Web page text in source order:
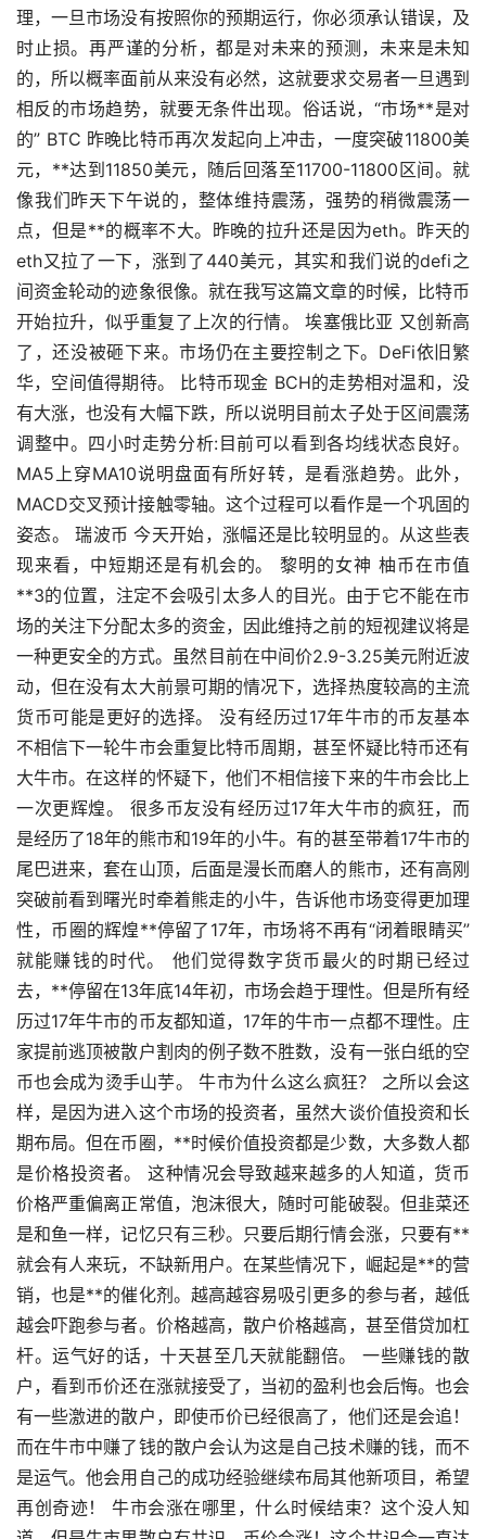
理，一旦市场没有按照你的预期运行，你必须承认错误，及
时止损。再严谨的分析，都是对未来的预测，未来是未知
的，所以概率面前从来没有必然，这就要求交易者一旦遇到
相反的市场趋势，就要无条件出现。俗话说，“市场**是对
的” BTC 昨晚比特币再次发起向上冲击，一度突破11800美
元，**达到11850美元，随后回落至11700-11800区间。就
像我们昨天下午说的，整体维持震荡，强势的稍微震荡一
点，但是**的概率不大。昨晚的拉升还是因为eth。昨天的
eth又拉了一下，涨到了440美元，其实和我们说的defi之
间资金轮动的迹象很像。就在我写这篇文章的时候，比特币
开始拉升，似乎重复了上次的行情。 埃塞俄比亚 又创新高
了，还没被砸下来。市场仍在主要控制之下。DeFi依旧繁
华，空间值得期待。 比特币现金 BCH的走势相对温和，没
有大涨，也没有大幅下跌，所以说明目前太子处于区间震荡
调整中。四小时走势分析:目前可以看到各均线状态良好。
MA5上穿MA10说明盘面有所好转，是看涨趋势。此外，
MACD交叉预计接触零轴。这个过程可以看作是一个巩固的
姿态。 瑞波币 今天开始，涨幅还是比较明显的。从这些表
现来看，中短期还是有机会的。 黎明的女神 柚币在市值
**3的位置，注定不会吸引太多人的目光。由于它不能在市
场的关注下分配太多的资金，因此维持之前的短视建议将是
一种更安全的方式。虽然目前在中间价2.9-3.25美元附近波
动，但在没有太大前景可期的情况下，选择热度较高的主流
货币可能是更好的选择。 没有经历过17年牛市的币友基本
不相信下一轮牛市会重复比特币周期，甚至怀疑比特币还有
大牛市。在这样的怀疑下，他们不相信接下来的牛市会比上
一次更辉煌。 很多币友没有经历过17年大牛市的疯狂，而
是经历了18年的熊市和19年的小牛。有的甚至带着17牛市的
尾巴进来，套在山顶，后面是漫长而磨人的熊市，还有高刚
突破前看到曙光时牵着熊走的小牛，告诉他市场变得更加理
性，币圈的辉煌**停留了17年，市场将不再有“闭着眼睛买”
就能赚钱的时代。 他们觉得数字货币最火的时期已经过
去，**停留在13年底14年初，市场会趋于理性。但是所有经
历过17年牛市的币友都知道，17年的牛市一点都不理性。庄
家提前逃顶被散户割肉的例子数不胜数，没有一张白纸的空
币也会成为烫手山芋。 牛市为什么这么疯狂？ 之所以会这
样，是因为进入这个市场的投资者，虽然大谈价值投资和长
期布局。但在币圈，**时候价值投资都是少数，大多数人都
是价格投资者。 这种情况会导致越来越多的人知道，货币
价格严重偏离正常值，泡沫很大，随时可能破裂。但韭菜还
是和鱼一样，记忆只有三秒。只要后期行情会涨，只要有**
就会有人来玩，不缺新用户。在某些情况下，崛起是**的营
销，也是**的催化剂。越高越容易吸引更多的参与者，越低
越会吓跑参与者。价格越高，散户价格越高，甚至借贷加杠
杆。运气好的话，十天甚至几天就能翻倍。 一些赚钱的散
户，看到币价还在涨就接受了，当初的盈利也会后悔。也会
有一些激进的散户，即使币价已经很高了，他们还是会追！
而在牛市中赚了钱的散户会认为这是自己技术赚的钱，而不
是运气。他会用自己的成功经验继续布局其他新项目，希望
再创奇迹！ 牛市会涨在哪里，什么时候结束？这个没人知